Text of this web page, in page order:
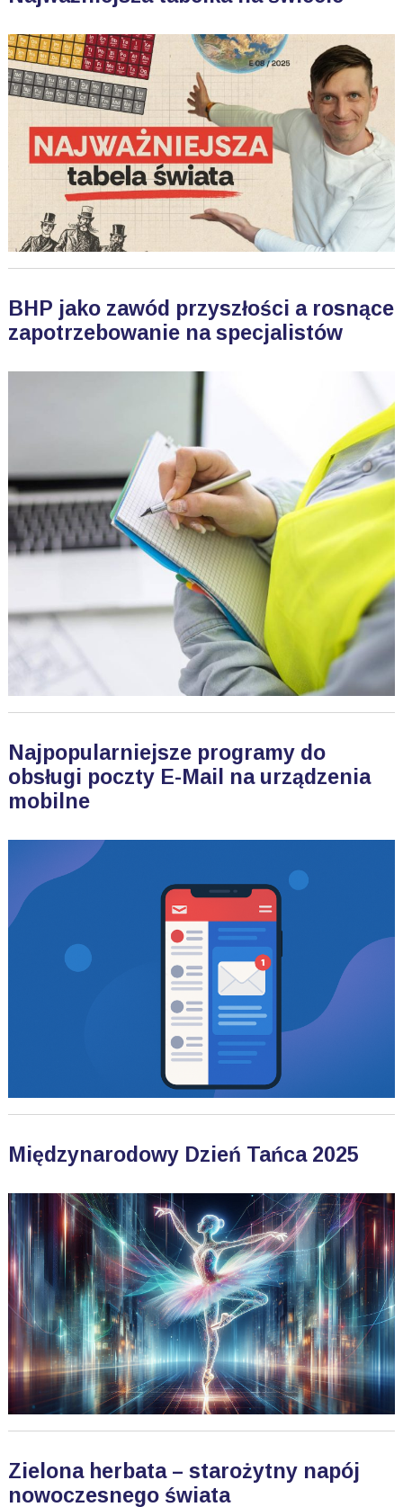
BHP jako zawód przyszłości a rosnące
zapotrzebowanie na specjalistów
Najpopularniejsze programy do
obsługi poczty E-Mail na urządzenia
mobilne
Międzynarodowy Dzień Tańca 2025
Zielona herbata – starożytny napój
nowoczesnego świata